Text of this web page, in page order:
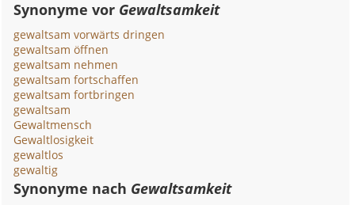
Synonyme vor Gewaltsamkeit
gewaltsam vorwärts dringen
gewaltsam öffnen
gewaltsam nehmen
gewaltsam fortschaffen
gewaltsam fortbringen
gewaltsam
Gewaltmensch
Gewaltlosigkeit
gewaltlos
gewaltig
Synonyme nach Gewaltsamkeit